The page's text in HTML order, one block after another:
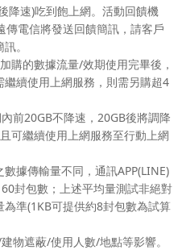
降速)吃到飽上網。活動回饋機
傳電信將發送回饋簡訊，請客戶
。
購的數據流量/效期使用完畢後，
續使用上網服務，則需另購超4
前20GB不降速，20GB後將調降
可繼續使用上網服務至行動上網
據傳輸量不同，通訊APP(LINE)
封包數；上述平均量測試非絕對
準(1KB可提供約8封包數為試算
物遮蔽/使用人數/地點等影響。